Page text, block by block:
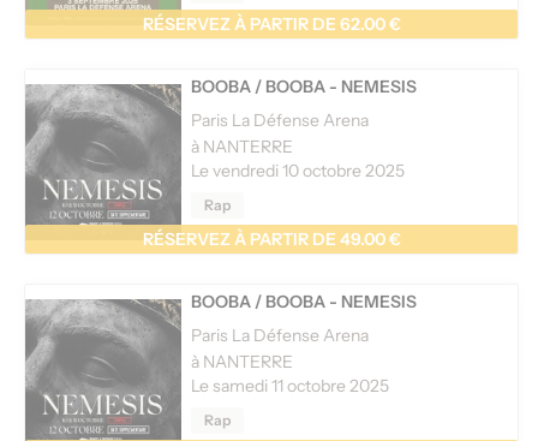
RÉSERVEZ À PARTIR DE 62.00 €
BOOBA / BOOBA - NEMESIS
Paris La Défense Arena
à NANTERRE
Le vendredi 10 octobre 2025
Rap
RÉSERVEZ À PARTIR DE 49.00 €
BOOBA / BOOBA - NEMESIS
Paris La Défense Arena
à NANTERRE
Le samedi 11 octobre 2025
Rap